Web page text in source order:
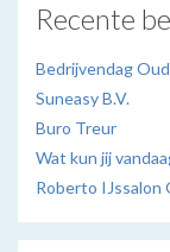
Recente
Bedrijvendag
Suneasy B.V.
Buro Treur
Wat kun jij
Roberto IJssalon